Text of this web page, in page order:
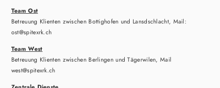
Team Ost
Betreuung Klienten zwischen Bottighofen und Lansdschlacht, Mail:
ost@spitexrk.ch
Team West
Betreuung Klienten zwischen Berlingen und Tägerwilen, Mail
west@spitexrk.ch